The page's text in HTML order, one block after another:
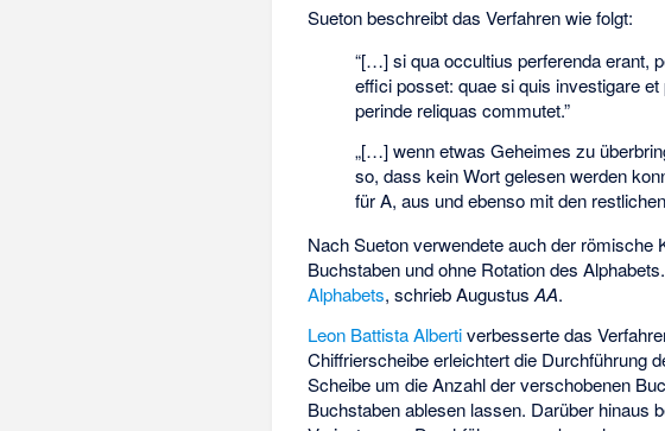
Sueton beschreibt das Verfahren wie folgt:
“[…] si qua occultius perferenda erant,
effici posset: quae si quis investigare
perinde reliquas commutet.”
„[…] wenn etwas Geheimes zu
so, dass kein Wort gelesen werden
für A, aus und ebenso mit den
Nach Sueton verwendete auch der römische
Buchstaben und ohne Rotation des
Alphabets, schrieb AugustusAA.
Leon Battista Albertiverbesserte das
Chiffrierscheibe erleichtert die Durchführung
Scheibe um die Anzahl der verschobenen
Buchstaben ablesen lassen. Darüber hinaus